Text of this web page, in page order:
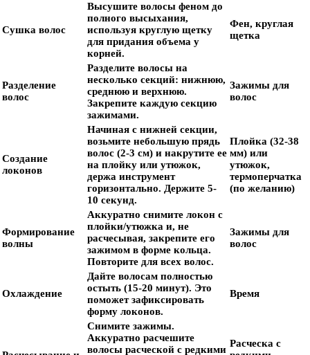
Сушка волос
Высушите волосы феном до
полного высыхания,
используя круглую щетку
для придания объема у
корней.
Фен, круглая
щетка
Разделение
волос
Разделите волосы на
несколько секций: нижнюю,
среднюю и верхнюю.
Закрепите каждую секцию
зажимами.
Зажимы для
волос
Создание
локонов
Начиная с нижней секции,
возьмите небольшую прядь
волос (2-3 см) и накрутите ее
на плойку или утюжок,
держа инструмент
горизонтально. Держите 5-
10 секунд.
Плойка (32-38
мм) или
утюжок,
термоперчатка
(по желанию)
Формирование
волны
Аккуратно снимите локон с
плойки/утюжка и, не
расчесывая, закрепите его
зажимом в форме кольца.
Повторите для всех волос.
Зажимы для
волос
Охлаждение
Дайте волосам полностью
остыть (15-20 минут). Это
поможет зафиксировать
форму локонов.
Время
Снимите зажимы.
Аккуратно расчешите
волосы расческой с редкими
Расческа с